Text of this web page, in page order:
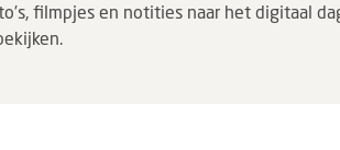
filmpjes en notities naar het digitaal